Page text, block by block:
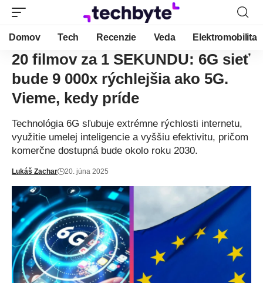
Domov Tech Recenzie Veda Elektromobilita
20 filmov za 1 SEKUNDU: 6G sieť
bude 9 000x rýchlejšia ako 5G.
Vieme, kedy príde
Technológia 6G sľubuje extrémne rýchlosti internetu,
využitie umelej inteligencie a vyššiu efektivitu, pričom
komerčne dostupná bude okolo roku 2030.
Lukáš Zachar 20. júna 2025